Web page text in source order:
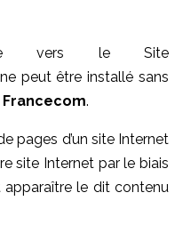
vers le Site
peut être installé sans
Francecom.
pages d’un site Internet
site Internet par le biais
apparaître le dit contenu